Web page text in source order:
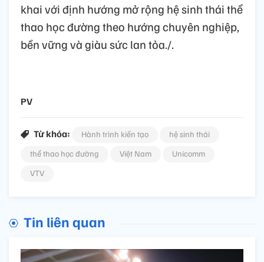
khai với định hướng mở rộng hệ sinh thái thể
thao học đường theo hướng chuyên nghiệp,
bền vững và giàu sức lan tỏa./.
PV
Từ khóa: Hành trình kiến tạo
hệ sinh thái
thể thao học đường
Việt Nam
Unicomm
VTV
Tin liên quan